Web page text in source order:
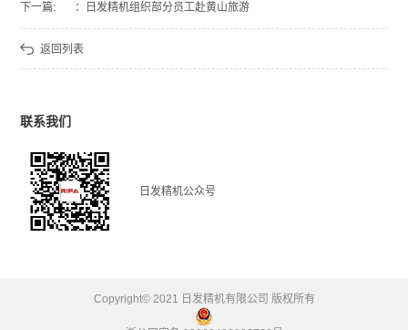
下一篇: ：日发精机组织部分员工赴黄山旅游
返回列表
联系我们
日发精机公众号
Copyright© 2021 日发精机有限公司 版权所有